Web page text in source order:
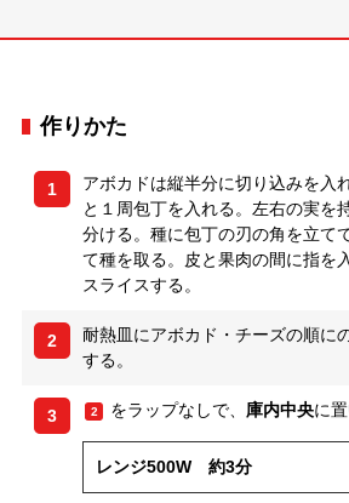
作りかた
1
アボカドは縦半分に切り込みを入
と１周包丁を入れる。左右の実を
分ける。種に包丁の刃の角を立て
て種を取る。皮と果肉の間に指を
スライスする。
2
耐熱皿にアボカド・チーズの順に
する。
3 2 をラップなしで、 庫内中央に
レンジ500W 約3分